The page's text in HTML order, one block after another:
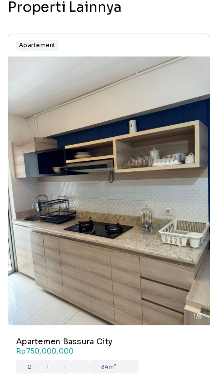
Properti Lainnya
Apartement
1/6
Apartemen Bassura City
Rp750,000,000
2 1 1 - 34m² -